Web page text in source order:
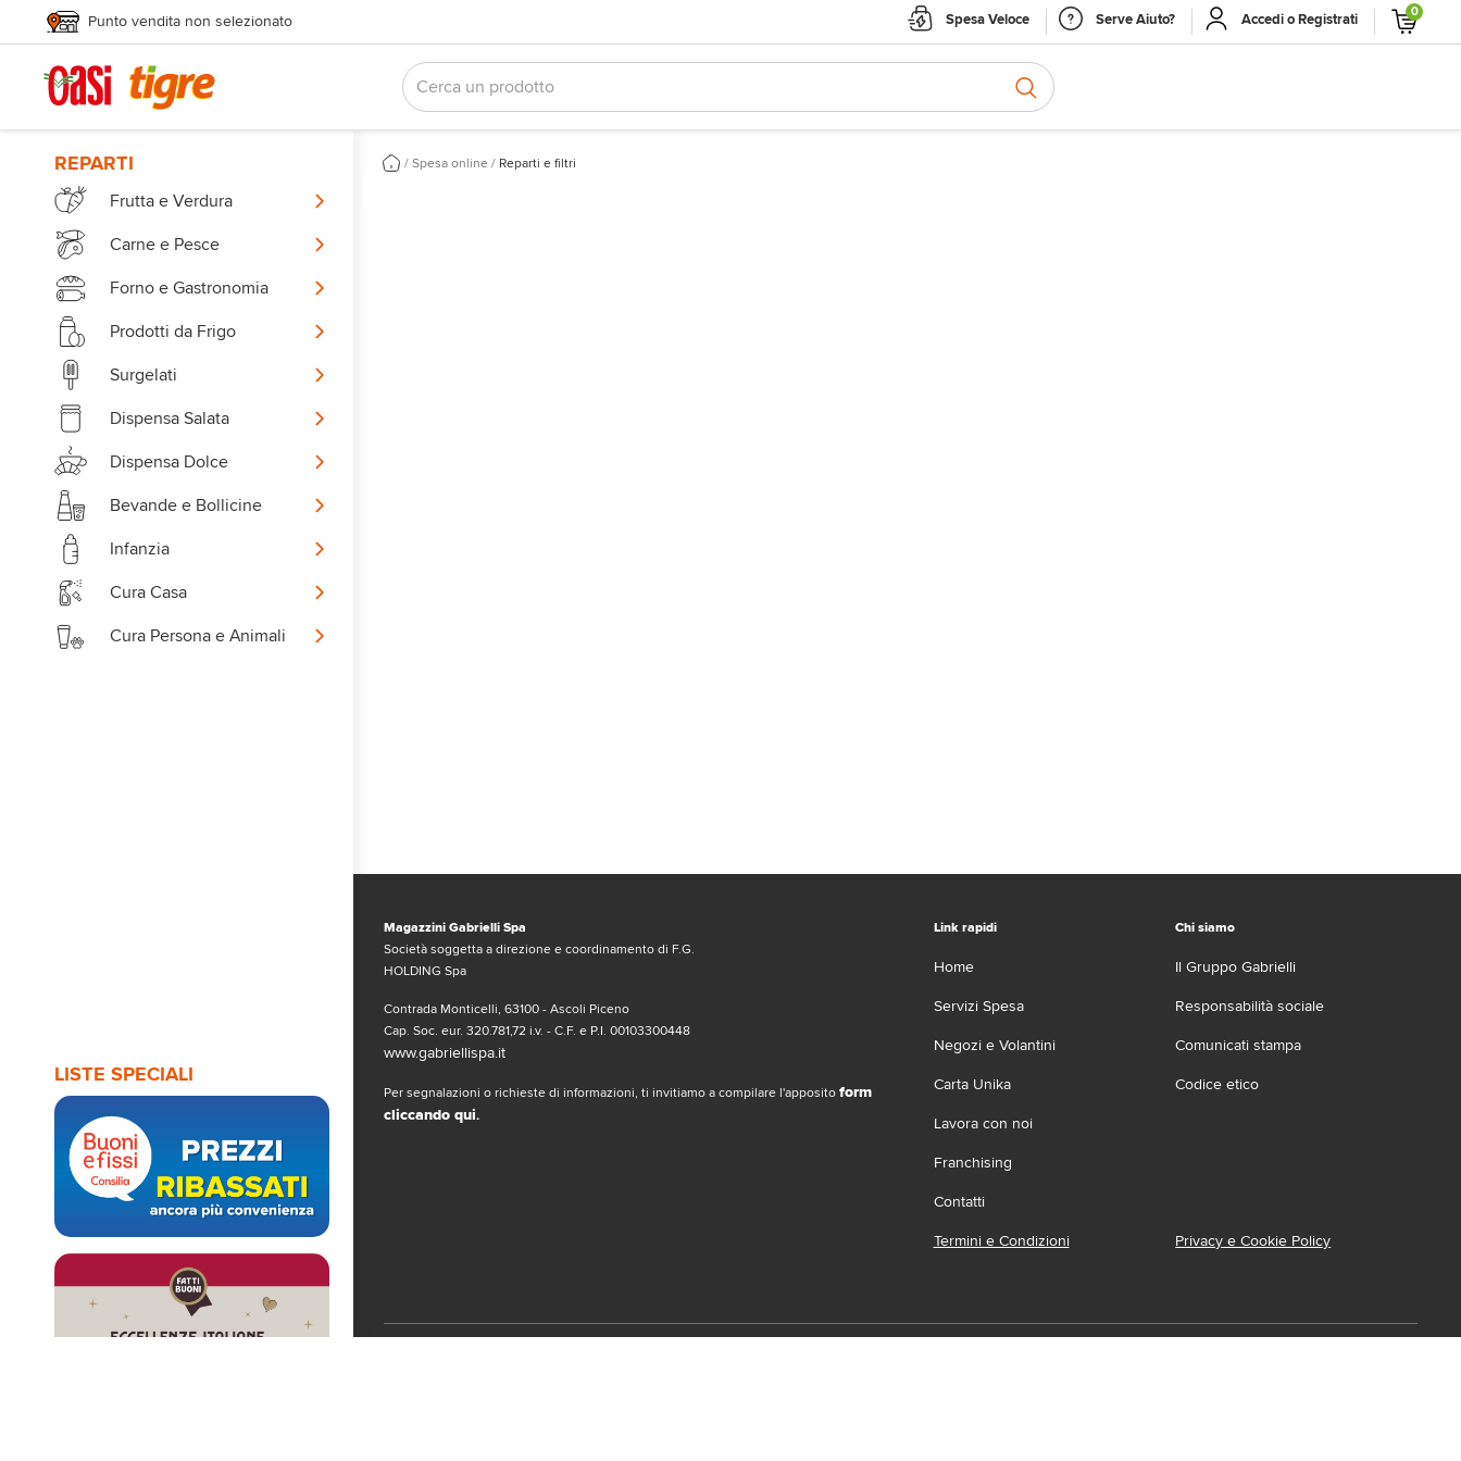
Punto vendita non selezionato Spesa Veloce Serve Aiuto? Accedi o Registrati 0
REPARTI
Frutta e Verdura
Carne e Pesce
Forno e Gastronomia
Prodotti da Frigo
Surgelati
Dispensa Salata
Dispensa Dolce
Bevande e Bollicine
Infanzia
Cura Casa
Cura Persona e Animali
LISTE SPECIALI
/ Spesa online / Reparti e filtri
Magazzini Gabrielli Spa
Società soggetta a direzione e coordinamento di F.G.
HOLDING Spa
Contrada Monticelli, 63100 - Ascoli Piceno
Cap. Soc. eur. 320.781,72 i.v. - C.F. e P.I. 00103300448
www.gabriellispa.it
Per segnalazioni o richieste di informazioni, ti invitiamo a compilare l'apposito form
cliccando qui.
Link rapidi
Home
Servizi Spesa
Negozi e Volantini
Carta Unika
Lavora con noi
Franchising
Contatti
Chi siamo
Il Gruppo Gabrielli
Responsabilità sociale
Comunicati stampa
Codice etico
Termini e Condizioni Privacy e Cookie Policy